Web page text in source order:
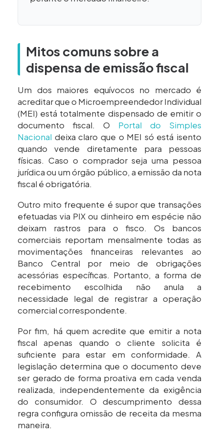
Mitos comuns sobre a
dispensa de emissão fiscal
Um dos maiores equívocos no mercado é
acreditar que o Microempreendedor Individual
(MEI) está totalmente dispensado de emitir o
documento fiscal. O Portal do Simples
Nacional deixa claro que o MEI só está isento
quando vende diretamente para pessoas
físicas. Caso o comprador seja uma pessoa
jurídica ou um órgão público, a emissão da nota
fiscal é obrigatória.
Outro mito frequente é supor que transações
efetuadas via PIX ou dinheiro em espécie não
deixam rastros para o fisco. Os bancos
comerciais reportam mensalmente todas as
movimentações financeiras relevantes ao
Banco Central por meio de obrigações
acessórias específicas. Portanto, a forma de
recebimento escolhida não anula a
necessidade legal de registrar a operação
comercial correspondente.
Por fim, há quem acredite que emitir a nota
fiscal apenas quando o cliente solicita é
suficiente para estar em conformidade. A
legislação determina que o documento deve
ser gerado de forma proativa em cada venda
realizada, independentemente da exigência
do consumidor. O descumprimento dessa
regra configura omissão de receita da mesma
maneira.